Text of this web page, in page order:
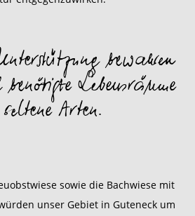
bewahren
Lebensräume
Arten.
sowie die Bachwiese mit
unser Gebiet in Guteneck um